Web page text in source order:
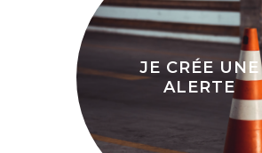
JE CRÉE UNE
ALERTE